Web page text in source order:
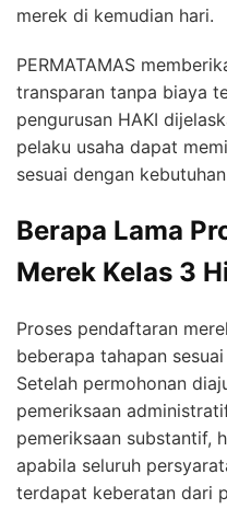
merek di kemudian hari.
PERMATAMAS
transparan tanpa biaya
pengurusan HAKI
pelaku usaha dapat
sesuai dengan
Berapa Lama
Merek Kelas 3
Proses pendaftaran
beberapa tahapan
Setelah permohonan
pemeriksaan
pemeriksaan substantif,
apabila seluruh
terdapat keberatan dari